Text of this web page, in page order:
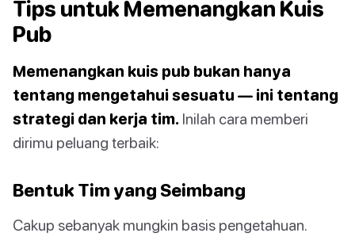
Tips untuk Memenangkan Kuis
Pub
Memenangkan kuis pub bukan hanya
tentang mengetahui sesuatu — ini tentang
strategi dan kerja tim. Inilah cara memberi
dirimu peluang terbaik:
Bentuk Tim yang Seimbang
Cakup sebanyak mungkin basis pengetahuan.